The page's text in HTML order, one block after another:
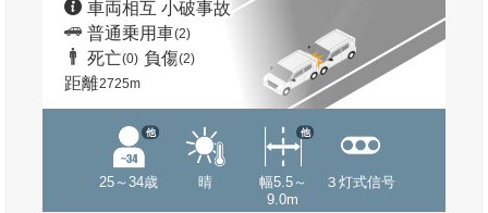
車両相互 小破事故
普通乗用車(2)
死亡(0) 負傷(2)
距離2725m
25～34歳
他
晴
幅5.5～
9.0m
他
３灯式信号